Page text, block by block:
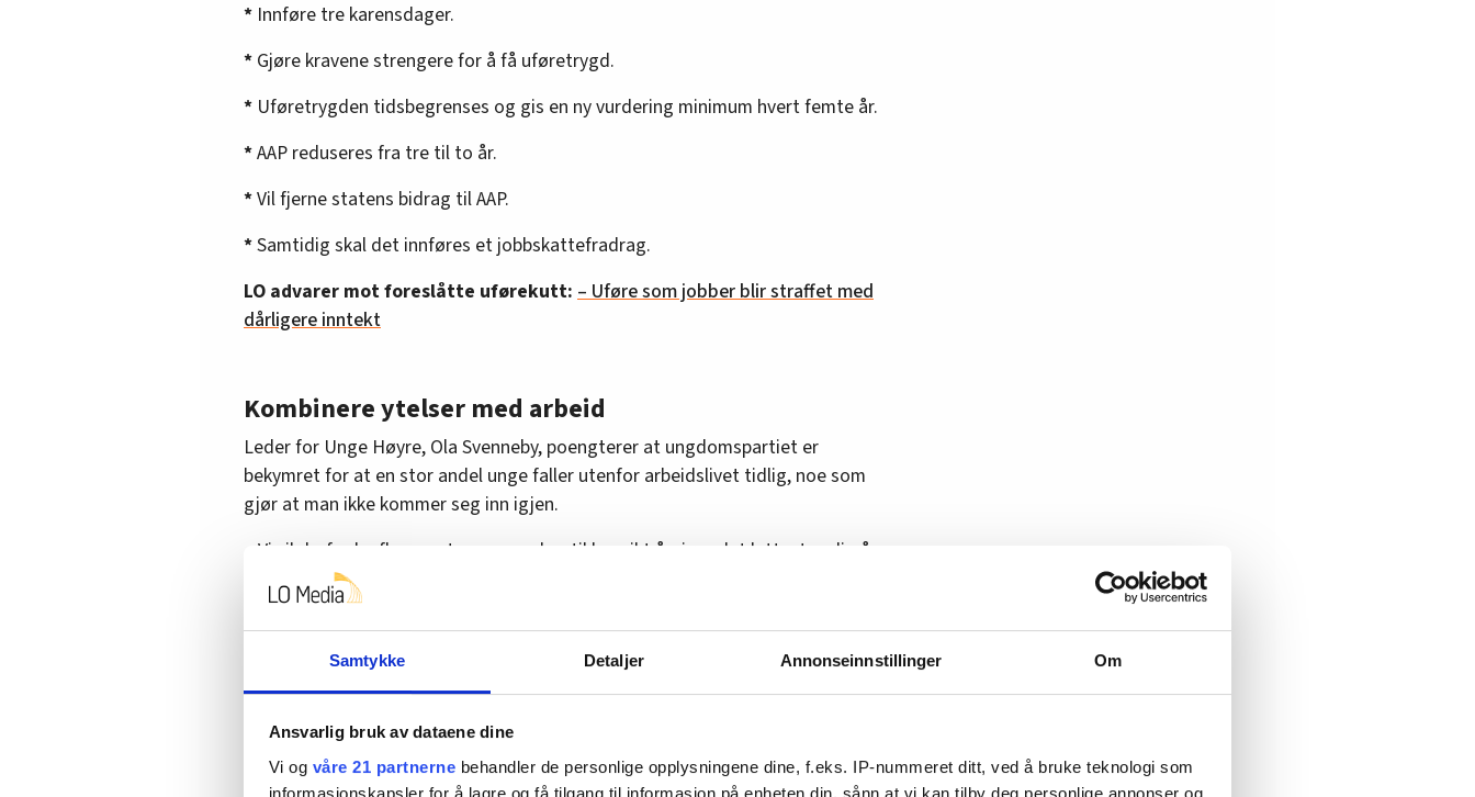
Samtykke Detaljer Annonseinnstillinger Om
Ansvarlig bruk av dataene dine
Vi og våre 21 partnerne behandler de personlige opplysningene dine, f.eks. IP-nummeret ditt, ved å bruke teknologi som
informasjonskapsler for å lagre og få tilgang til informasjon på enheten din, sånn at vi kan tilby deg personlige annonser og
* Innføre tre karensdager.
* Gjøre kravene strengere for å få uføretrygd.
* Uføretrygden tidsbegrenses og gis en ny vurdering minimum hvert femte år.
*AAP reduseres fra tre til to år.
*Vil fjerne statens bidrag til AAP.
*Samtidig skal det innføres et jobbskattefradrag.
LO advarer mot foreslåtte uførekutt: – Uføre som jobber blir straffet med
dårligere inntekt
Kombinere ytelser med arbeid
Leder for Unge Høyre, Ola Svenneby, poengterer at ungdomspartiet er
bekymret for at en stor andel unge faller utenfor arbeidslivet tidlig, noe som
gjør at man ikke kommer seg inn igjen.
– Vi vil derfor ha flere systemer som har til hensikt å gjøre det lettest mulig å
kombinere ytelser med arbeid eller utdanning. Samt at man følges opp
dersom arbeidsevnen skulle forandre seg, sier han i en kommentar til
FriFagbevegelse.
– Ingen skal bli glemt eller oppleve å forsvinne i systemet. Men det dårligste vi
kan gjøre mot noen som faller utenfor arbeidslivet er å gi dem beskjed om at